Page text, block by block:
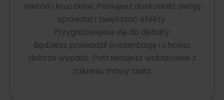
metod i kruczków. Planujesz doskonalić swoją
sprzedaż i zwiększać efekty.
Przygotowujesz się do debaty.
Będziesz prowadził prezentację i chcesz
dobrze wypaść. Potrzebujesz wskazówek z
zakresu mowy ciała.